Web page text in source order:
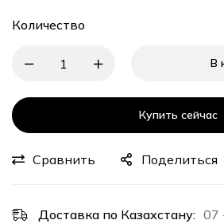
Количество
В
Купить сейчас
Сравнить Поделиться
Доставка по Казахстану: 07